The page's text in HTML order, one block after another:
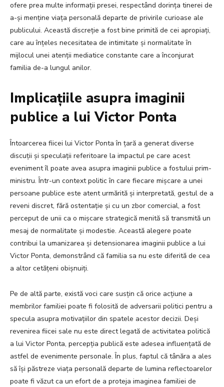
ofere prea multe informații presei, respectând dorința tinerei de
a-și menține viața personală departe de privirile curioase ale
publicului. Această discreție a fost bine primită de cei apropiați,
care au înțeles necesitatea de intimitate și normalitate în
mijlocul unei atenții mediatice constante care a înconjurat
familia de-a lungul anilor.
Implicațiile asupra imaginii
publice a lui Victor Ponta
Întoarcerea fiicei lui Victor Ponta în țară a generat diverse
discuții și speculații referitoare la impactul pe care acest
eveniment îl poate avea asupra imaginii publice a fostului prim-
ministru. Într-un context politic în care fiecare mișcare a unei
persoane publice este atent urmărită și interpretată, gestul de a
reveni discret, fără ostentație și cu un zbor comercial, a fost
perceput de unii ca o mișcare strategică menită să transmită un
mesaj de normalitate și modestie. Această alegere poate
contribui la umanizarea și detensionarea imaginii publice a lui
Victor Ponta, demonstrând că familia sa nu este diferită de cea
a altor cetățeni obișnuiți.
Pe de altă parte, există voci care susțin că orice acțiune a
membrilor familiei poate fi folosită de adversarii politici pentru a
specula asupra motivațiilor din spatele acestor decizii. Deși
revenirea fiicei sale nu este direct legată de activitatea politică
a lui Victor Ponta, percepția publică este adesea influențată de
astfel de evenimente personale. În plus, faptul că tânăra a ales
să își păstreze viața personală departe de lumina reflectoarelor
poate fi văzut ca un efort de a proteja imaginea familiei de